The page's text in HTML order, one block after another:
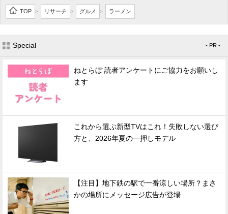
TOP > リサーチ > グルメ > ラーメン
Special - PR -
ねとらぼ 読者アンケートにご協力をお願いし
ます
これから選ぶ新型TVはこれ！失敗しない選び
方と、2026年夏の一押しモデル
【注目】地下鉄の駅で一番涼しい場所？まさ
かの場所にメッセージ広告が登場